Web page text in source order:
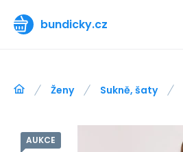
bundicky.cz
Ženy Sukně, šaty
AUKCE